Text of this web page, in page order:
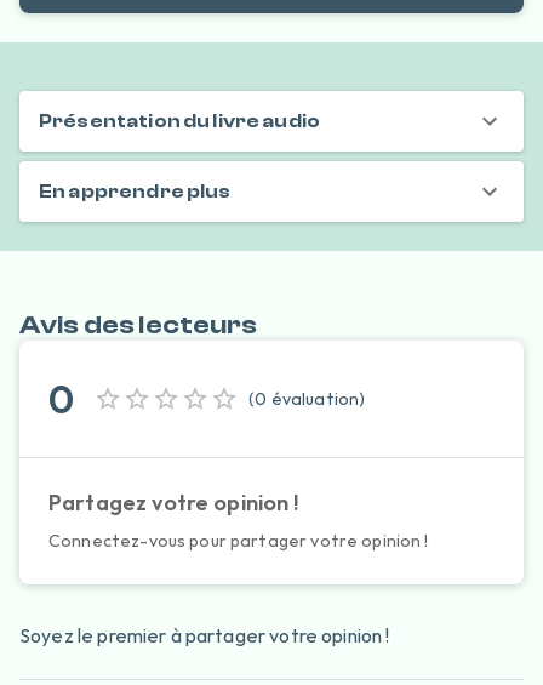
Présentation du livre audio
En apprendre plus
Avis des lecteurs
0 (0 évaluation)
Partagez votre opinion !
Connectez-vous pour partager votre opinion !
Soyez le premier à partager votre opinion !